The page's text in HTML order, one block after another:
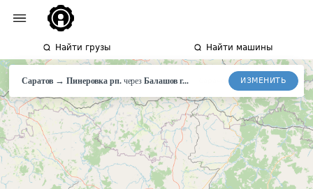
Найти грузы Найти машины
Саратов →Пинеровкарп. через Балашов г... ИЗМЕНИТЬ